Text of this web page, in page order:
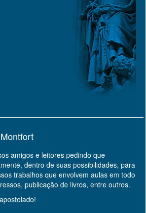
amigos e leitores pedindo que
dentro de suas possibilidades, para
trabalhos que envolvem aulas em todo
publicação de livros, entre outros.